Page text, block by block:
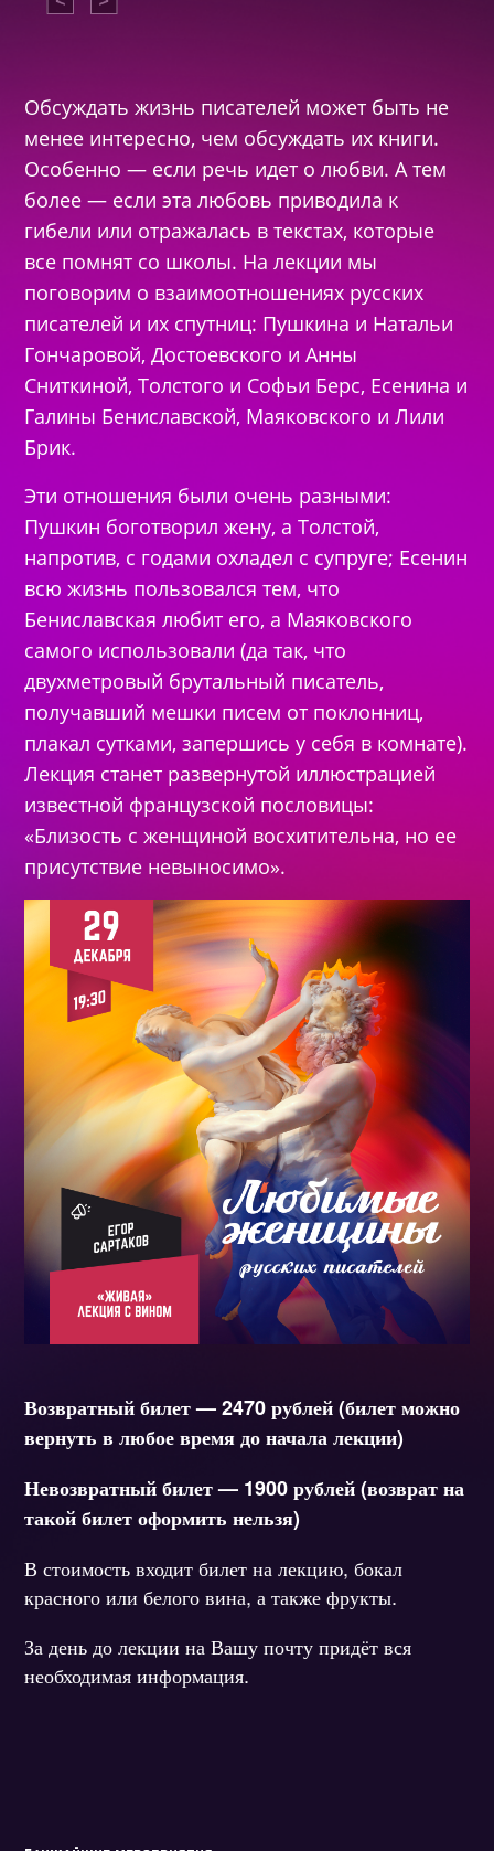
Обсуждать жизнь писателей может быть не
менее интересно, чем обсуждать их книги.
Особенно — если речь идет о любви. А тем
более — если эта любовь приводила к
гибели или отражалась в текстах, которые
все помнят со школы. На лекции мы
поговорим о взаимоотношениях русских
писателей и их спутниц: Пушкина и Натальи
Гончаровой, Достоевского и Анны
Сниткиной, Толстого и Софьи Берс, Есенина и
Галины Бениславской, Маяковского и Лили
Брик.
Эти отношения были очень разными:
Пушкин боготворил жену, а Толстой,
напротив, с годами охладел с супруге; Есенин
всю жизнь пользовался тем, что
Бениславская любит его, а Маяковского
самого использовали (да так, что
двухметровый брутальный писатель,
получавший мешки писем от поклонниц,
плакал сутками, запершись у себя в комнате).
Лекция станет развернутой иллюстрацией
известной французской пословицы:
«Близость с женщиной восхитительна, но ее
присутствие невыносимо».
Возвратный билет — 2470 рублей (билет можно
вернуть в любое время до начала лекции)
Невозвратный билет — 1900 рублей (возврат на
такой билет оформить нельзя)
В стоимость входит билет на лекцию, бокал
красного или белого вина, а также фрукты.
За день до лекции на Вашу почту придёт вся
необходимая информация.